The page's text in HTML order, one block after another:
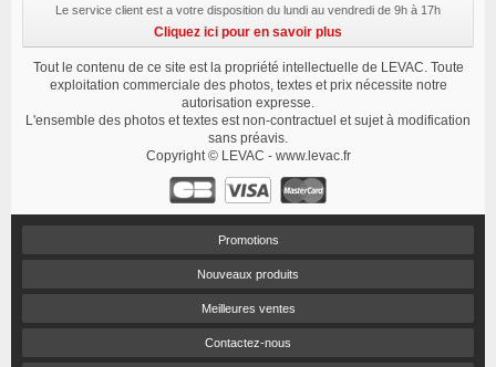
Le service client est a votre disposition du lundi au vendredi de 9h à 17h
Cliquez ici pour en savoir plus
Tout le contenu de ce site est la propriété intellectuelle de LEVAC. Toute
exploitation commerciale des photos, textes et prix nécessite notre
autorisation expresse.
L'ensemble des photos et textes est non-contractuel et sujet à modification
sans préavis.
Copyright © LEVAC - www.levac.fr
Promotions
Nouveaux produits
Meilleures ventes
Contactez-nous